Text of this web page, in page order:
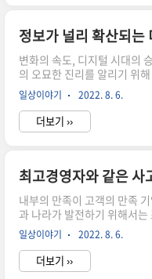
화된 IBM은 발빠르게 움직이
서 뒤쳐졌으며, 과거의 화려
타성이 조직 속에 깊숙이 스
정보가 널리 확산되는
변화의 속도, 디지털 시대의
의 오묘한 진리를 알리기 위
수많은 선배 포교사들에게 가
행무상(諸行無常)’의 중요성
상’이란 도대체 무슨 말인가?
것이라고 생각할지도 모른다.
순응하며 살아가야 하는지도
지 않으니 온갖 집착을 떨쳐
라는 뜻의 ‘제행무상’을 강
..
일상이야기 2022. 8. 6.
더보기 ››
최고경영자와 같은 사
내부의 만족이 고객의 만족
과 나라가 발전하기 위해서
중요하다고 할 수 있다. 어느
되어야 하며, 단순히 시키는
는 몸만 움직이는 단순 노동
한다. 일반적으로 식당에서
일상이야기 2022. 8. 6.
더보기 ››